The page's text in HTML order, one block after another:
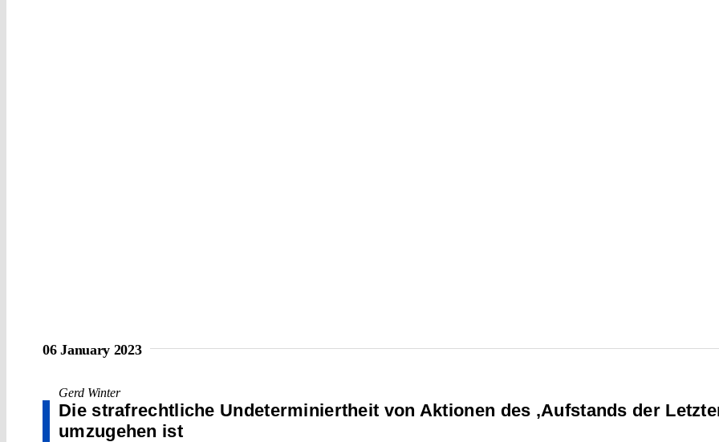
06 January 2023
Gerd Winter
Die strafrechtliche Undeterminiertheit von Aktionen des ‚Aufstands der
umzugehen ist